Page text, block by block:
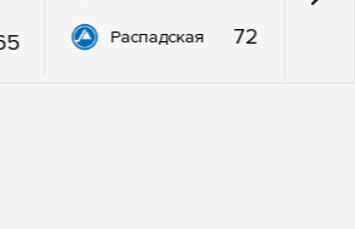
Распадская 72